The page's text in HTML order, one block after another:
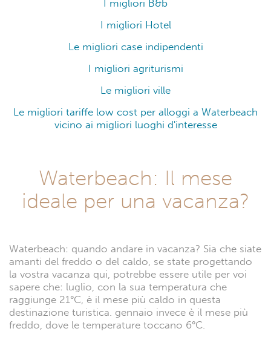
I migliori B&b
I migliori Hotel
Le migliori case indipendenti
I migliori agriturismi
Le migliori ville
Le migliori tariffe low cost per alloggi a Waterbeach
vicino ai migliori luoghi d'interesse
Waterbeach: Il mese
ideale per una vacanza?
Waterbeach: quando andare in vacanza? Sia che siate
amanti del freddo o del caldo, se state progettando
la vostra vacanza qui, potrebbe essere utile per voi
sapere che: luglio, con la sua temperatura che
raggiunge 21°C, è il mese più caldo in questa
destinazione turistica. gennaio invece è il mese più
freddo, dove le temperature toccano 6°C.